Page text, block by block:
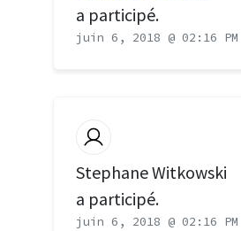
a participé.
juin 6, 2018 @ 02:16 PM
Stephane Witkowski
a participé.
juin 6, 2018 @ 02:16 PM